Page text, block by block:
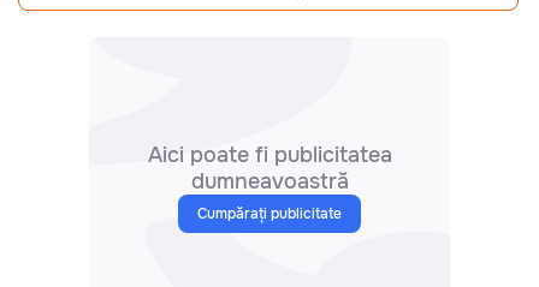
Aici poate fi publicitatea
dumneavoastră
Cumpărați publicitate